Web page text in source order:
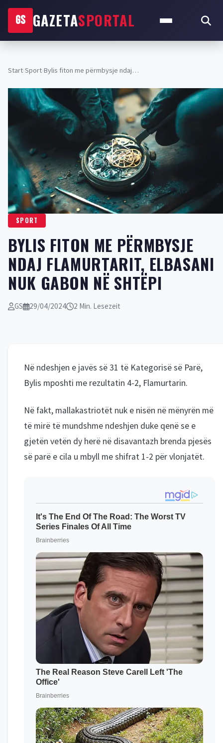
GS GAZETASPORTAL
Start›Sport›Bylis fiton me përmbysje ndaj…
SPORT
BYLIS FITON ME PËRMBYSJE
NDAJ FLAMURTARIT, ELBASANI
NUK GABON NË SHTËPI
GS 29/04/2024 2 Min. Lesezeit
Në ndeshjen e javës së 31 të Kategorisë së Parë,
Bylis mposhti me rezultatin 4-2, Flamurtarin.
Në fakt, mallakastriotët nuk e nisën në mënyrën më
të mirë të mundshme ndeshjen duke qenë se e
gjetën vetën dy herë në disavantazh brenda pjesës
së parë e cila u mbyll me shifrat 1-2 për vlonjatët.